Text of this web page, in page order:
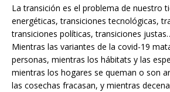
La transición es el problema de nuestro
energéticas, transiciones tecnológicas,
transiciones políticas, transiciones
Mientras las variantes de la covid-19
personas, mientras los hábitats y las
mientras los hogares se queman o son
las cosechas fracasan, y mientras